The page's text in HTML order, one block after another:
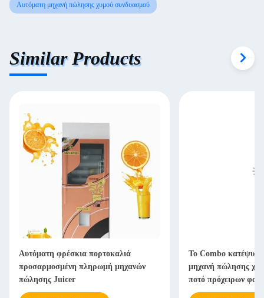
Αυτόματη μηχανή πώλησης χυμού συνδυασμού
Similar Products
Αυτόματη φρέσκια πορτοκαλιά
προσαρμοσμένη πληρωμή μηχανών
πώλησης Juicer
Το Combo κατέψυξε
μηχανή πώλησης
ποτό πρόχειρων